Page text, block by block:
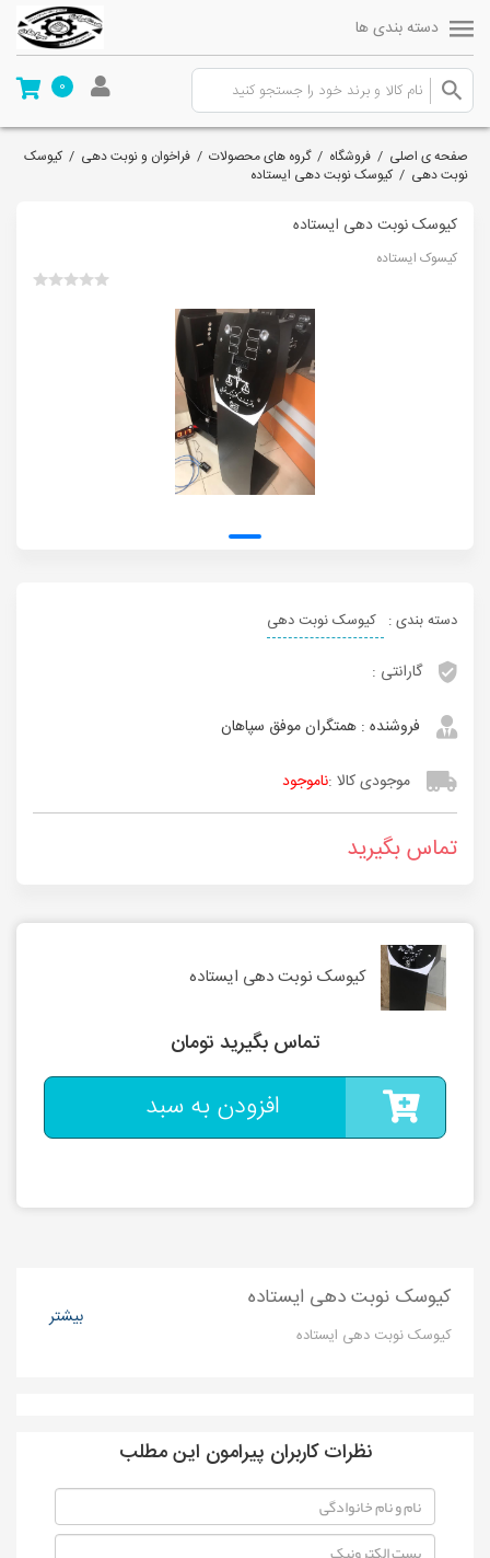
دسته بندی ها
0
صفحه ی اصلی / فروشگاه /گروه های محصولات / فراخوان و نوبت دهی /کیوسک
نوبت دهی /کیوسک نوبت دهی ایستاده
کیوسک نوبت دهی ایستاده
کیسوک ایستاده
دسته بندی : کیوسک نوبت دهی
گارانتی :
فروشنده : همتگران موفق سپاهان
موجودی کالا :ناموجود
تماس بگیرید
کیوسک نوبت دهی ایستاده
تماس بگیرید تومان
افزودن به سبد
کیوسک نوبت دهی ایستاده
کیوسک نوبت دهی ایستاده
بیشتر
نظرات کاربران پیرامون این مطلب